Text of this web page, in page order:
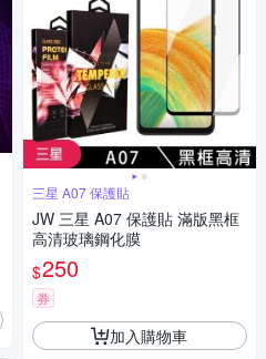
三星 A07 保護貼
JW 三星 A07 保護貼 滿版黑框
高清玻璃鋼化膜
$250
券
加入購物車